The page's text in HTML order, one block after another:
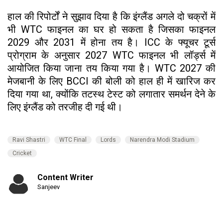
हाल की रिपोर्टों ने सुझाव दिया है कि इंग्लैंड अगले दो चक्रों में
भी WTC फाइनल का घर हो सकता है जिसका फाइनल
2029 और 2031 में होना तय है। ICC के फ्यूचर टूर्स
प्रोग्राम के अनुसार 2027 WTC फाइनल भी लॉर्ड्स में
आयोजित किया जाना तय किया गया है। WTC 2027 की
मेजबानी के लिए BCCI की बोली को हाल ही में खारिज कर
दिया गया था, क्योंकि तटस्थ टेस्ट को लगातार समर्थन देने के
लिए इंग्लैंड को तरजीह दी गई थी।
Ravi Shastri WTC Final Lords
Narendra Modi Stadium
Cricket
Content Writer
Sanjeev